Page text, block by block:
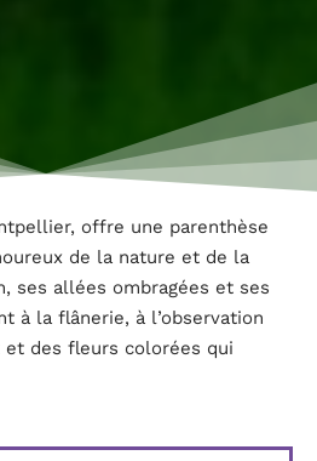
offre une parenthèse
de la nature et de la
ses allées ombragées et ses
à la flânerie, à l’observation
et des fleurs colorées qui